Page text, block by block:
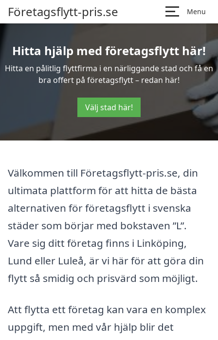
Företagsflytt-pris.se Menu
Hitta hjälp med företagsflytt här!
Hitta en pålitlig flyttfirma i en närliggande stad och få en
bra offert på företagsflytt – redan här!
Välj stad här!
Välkommen till Företagsflytt-pris.se, din
ultimata plattform för att hitta de bästa
alternativen för företagsflytt i svenska
städer som börjar med bokstaven ”L”.
Vare sig ditt företag finns i Linköping,
Lund eller Luleå, är vi här för att göra din
flytt så smidig och prisvärd som möjligt.
Att flytta ett företag kan vara en komplex
uppgift, men med vår hjälp blir det